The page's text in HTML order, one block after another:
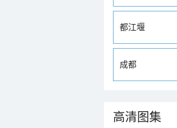
都江堰
成都
高清图集